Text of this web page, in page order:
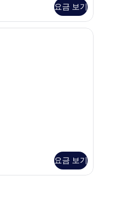
요금 보기
룸 | 1 개의 침실, 미니바, 객실 내 금고, 책상
요금 보기